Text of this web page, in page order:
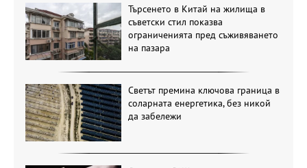
Търсенето в Китай на жилища в
съветски стил показва
ограниченията пред съживяването
на пазара
Светът премина ключова граница в
соларната енергетика, без никой
да забележи